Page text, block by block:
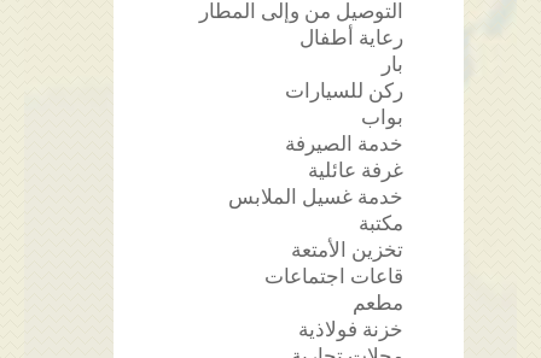
التوصيل من وإلى المطار
رعاية أطفال
بار
ركن للسيارات
بواب
خدمة الصيرفة
غرفة عائلية
خدمة غسيل الملابس
مكتبة
تخزين الأمتعة
قاعات اجتماعات
مطعم
خزنة فولاذية